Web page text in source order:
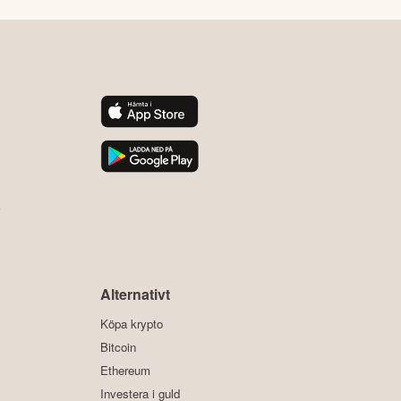
Alternativt
Köpa krypto
Bitcoin
Ethereum
Investera i guld